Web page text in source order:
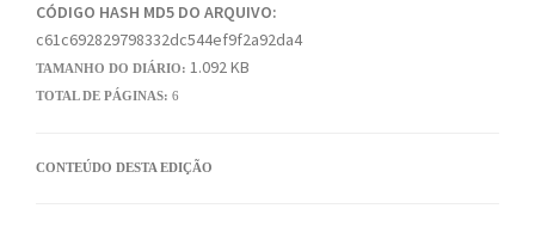
CÓDIGO HASH MD5 DO ARQUIVO:
c61c692829798332dc544ef9f2a92da4
TAMANHO DO DIÁRIO: 1.092 KB
TOTAL DE PÁGINAS: 6
CONTEÚDO DESTA EDIÇÃO